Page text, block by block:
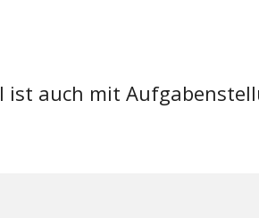
ist auch mit